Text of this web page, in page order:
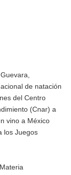
de natación
del Centro
(Cnar) a
vino a México
los Juegos